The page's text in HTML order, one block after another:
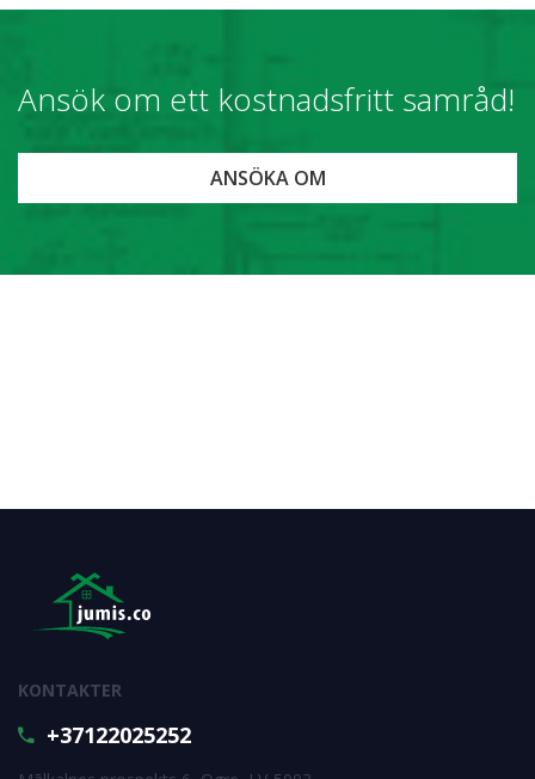
Ansök om ett kostnadsfritt samråd!
ANSÖKA OM
KONTAKTER
+37122025252